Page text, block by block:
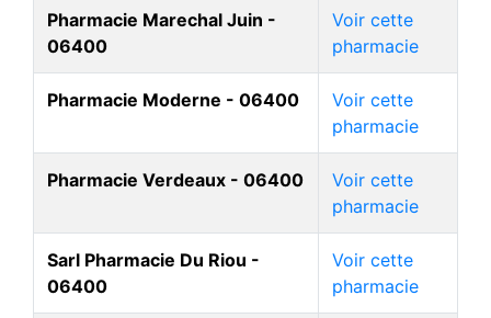
Pharmacie Marechal Juin -
06400
Voir cette
pharmacie
Pharmacie Moderne - 06400
Voir cette
pharmacie
Pharmacie Verdeaux - 06400
Voir cette
pharmacie
Sarl Pharmacie Du Riou -
06400
Voir cette
pharmacie